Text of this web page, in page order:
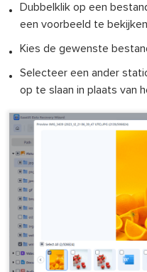
Dubbelklik op een
een voorbeeld te
Kies de gewenste
Selecteer een ander
op te slaan in plaats van